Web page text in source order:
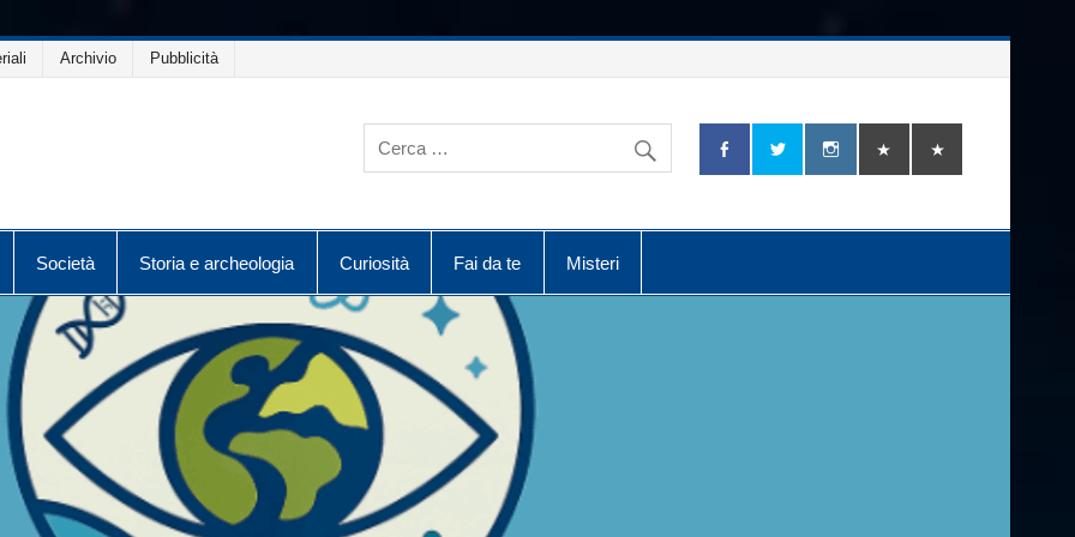
Archivio Pubblicità
Società Storia e archeologia Curiosità Fai da te Misteri